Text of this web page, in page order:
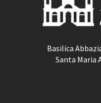
Basilica
Santa Maria